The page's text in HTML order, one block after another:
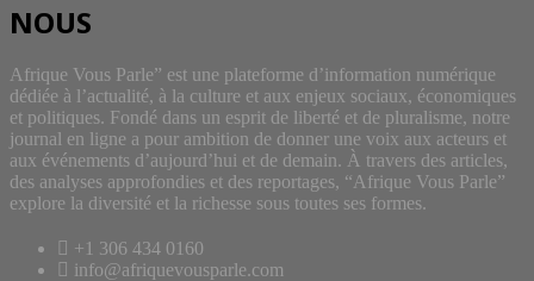
NOUS
Afrique Vous Parle” est une plateforme d’information numérique
dédiée à l’actualité, à la culture et aux enjeux sociaux, économiques
et politiques. Fondé dans un esprit de liberté et de pluralisme, notre
journal en ligne a pour ambition de donner une voix aux acteurs et
aux événements d’aujourd’hui et de demain. À travers des articles,
des analyses approfondies et des reportages, “Afrique Vous Parle”
explore la diversité et la richesse sous toutes ses formes.
+1 306 434 0160
info@afriquevousparle.com